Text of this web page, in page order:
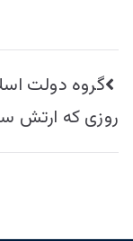
راهبری
نوشته
گروه دولت
روزی که ارتش